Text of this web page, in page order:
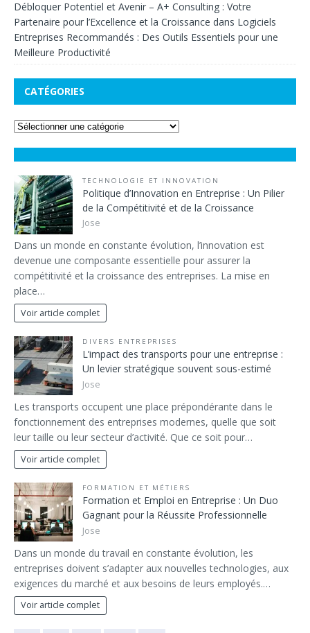
Débloquer Potentiel et Avenir – A+ Consulting : Votre
Partenaire pour l’Excellence et la Croissance dans Logiciels
Entreprises Recommandés : Des Outils Essentiels pour une
Meilleure Productivité
CATÉGORIES
TECHNOLOGIE ET INNOVATION
Politique d’Innovation en Entreprise : Un Pilier
de la Compétitivité et de la Croissance
Jose
Dans un monde en constante évolution, l’innovation est
devenue une composante essentielle pour assurer la
compétitivité et la croissance des entreprises. La mise en
place…
Voir article complet
DIVERS ENTREPRISES
L’impact des transports pour une entreprise :
Un levier stratégique souvent sous-estimé
Jose
Les transports occupent une place prépondérante dans le
fonctionnement des entreprises modernes, quelle que soit
leur taille ou leur secteur d’activité. Que ce soit pour…
Voir article complet
FORMATION ET MÉTIERS
Formation et Emploi en Entreprise : Un Duo
Gagnant pour la Réussite Professionnelle
Jose
Dans un monde du travail en constante évolution, les
entreprises doivent s’adapter aux nouvelles technologies, aux
exigences du marché et aux besoins de leurs employés.…
Voir article complet